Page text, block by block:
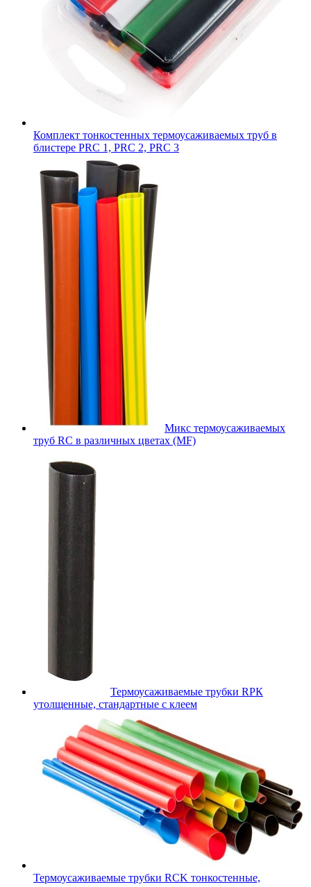
Комплект тонкостенных термоусаживаемых труб в
блистере PRC 1, PRC 2, PRC 3
Микс термоусаживаемых
труб RC в различных цветах (MF)
Термоусаживаемые трубки RPК
утолщенные, стандартные с клеем
Термоусаживаемые трубки RCK тонкостенные,